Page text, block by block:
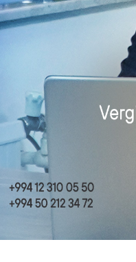
Növbəti mərhələdə şəxsi
üçün təmsilçinin mobil
kağız formatda